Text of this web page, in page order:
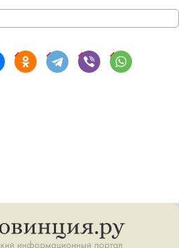
У
Х